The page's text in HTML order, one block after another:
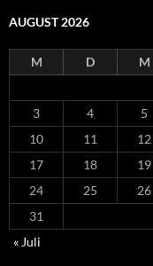
AUGUST 2026
M D M
3
4 5
10
11 12
17
18 19
24
25 26
31
« Juli